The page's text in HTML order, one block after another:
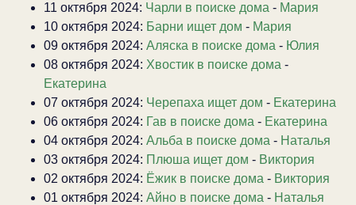
11 октября 2024: Чарли в поиске дома - Мария
10 октября 2024: Барни ищет дом - Мария
09 октября 2024: Аляска в поиске дома - Юлия
08 октября 2024: Хвостик в поиске дома -
Екатерина
07 октября 2024: Черепаха ищет дом - Екатерина
06 октября 2024: Гав в поиске дома - Екатерина
04 октября 2024: Альба в поиске дома - Наталья
03 октября 2024: Плюша ищет дом - Виктория
02 октября 2024: Ёжик в поиске дома - Виктория
01 октября 2024: Айно в поиске дома - Наталья